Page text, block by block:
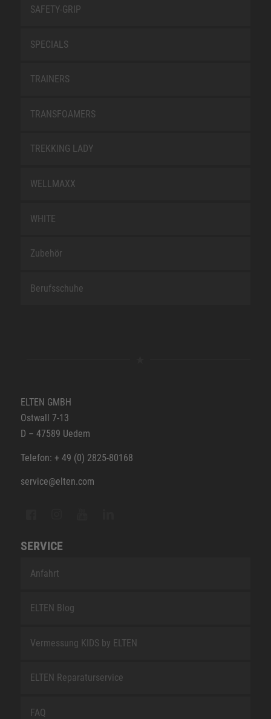
SAFETY-GRIP
SPECIALS
TRAINERS
TRANSFOAMERS
TREKKING LADY
WELLMAXX
WHITE
Zubehör
Berufsschuhe
ELTEN GMBH
Ostwall 7-13
D – 47589 Uedem
Telefon: + 49 (0) 2825-80168
service@elten.com
SERVICE
Anfahrt
ELTEN Blog
Vermessung KIDS by ELTEN
ELTEN Reparaturservice
FAQ